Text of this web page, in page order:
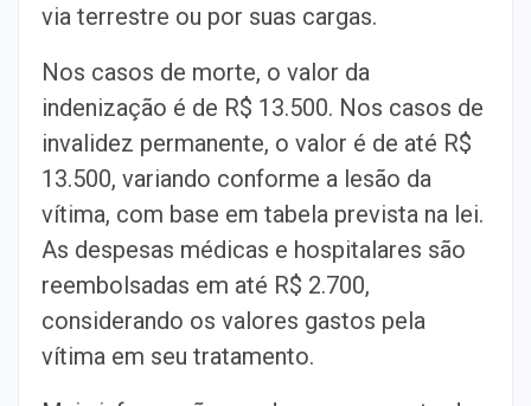
via terrestre ou por suas cargas.
Nos casos de morte, o valor da
indenização é de R$ 13.500. Nos casos de
invalidez permanente, o valor é de até R$
13.500, variando conforme a lesão da
vítima, com base em tabela prevista na lei.
As despesas médicas e hospitalares são
reembolsadas em até R$ 2.700,
considerando os valores gastos pela
vítima em seu tratamento.